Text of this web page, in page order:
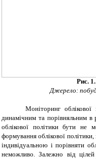
Рис.
Джерело:
Моніторинг
динамічним та порівняльним в
облікової політики бути не
формування облікової
індивідуальною і порівняти
неможливо. Залежно від